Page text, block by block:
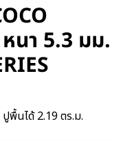
หนา 5.3 มม.
พื้นได้ 2.19 ตร.ม.